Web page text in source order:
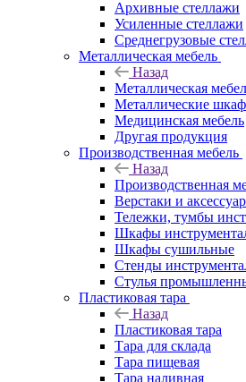
Архивные стеллажи
Усиленные стеллажи
Среднегрузовые
Металлическая мебель
Назад
Металлическая
Металлические
Медицинская мебель
Другая продукция
Производственная мебель
Назад
Производственная
Верстаки и
Тележки, тумбы
Шкафы
Шкафы сушильные
Стенды
Cтулья
Пластиковая тара
Назад
Пластиковая тара
Тара для склада
Тара пищевая
Тара наливная